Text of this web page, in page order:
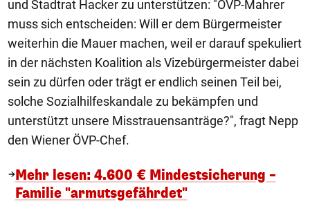
und Stadtrat Hacker zu unterstützen: "ÖVP-Mahrer
muss sich entscheiden: Will er dem Bürgermeister
weiterhin die Mauer machen, weil er darauf spekuliert
in der nächsten Koalition als Vizebürgermeister dabei
sein zu dürfen oder trägt er endlich seinen Teil bei,
solche Sozialhilfeskandale zu bekämpfen und
unterstützt unsere Misstrauensanträge?", fragt Nepp
den Wiener ÖVP-Chef.
Mehr lesen: 4.600 € Mindestsicherung –
Familie "armutsgefährdet"